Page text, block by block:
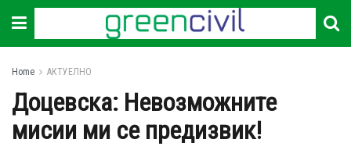
Home АКТУЕЛНО
Доцевска: Невозможните
мисии ми се предизвик!